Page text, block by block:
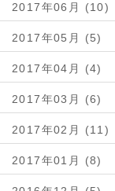
2017年06月 (10)
2017年05月 (5)
2017年04月 (4)
2017年03月 (6)
2017年02月 (11)
2017年01月 (8)